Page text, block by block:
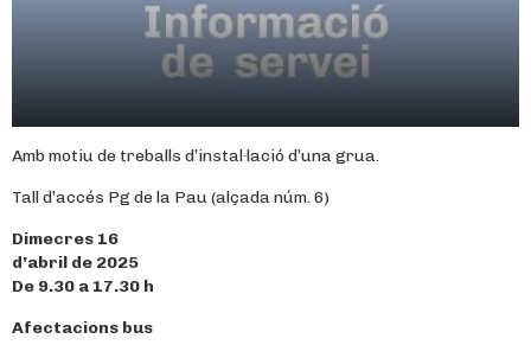
Amb motiu de treballs d’instal·lació d’una grua.
Tall d’accés Pg de la Pau (alçada núm. 6)
Dimecres 16
d’abril de 2025
De 9.30 a 17.30 h
Afectacions bus